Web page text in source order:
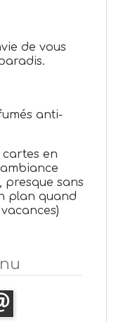
de vous
anti-
cartes en
presque sans
plan quand